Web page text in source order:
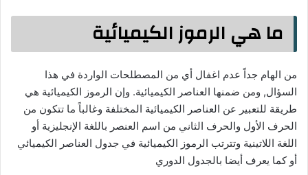
ما هي الرموز الكيميائية
من الهام جداً عدم اغفال أي من المصطلحات الواردة في هذا
السؤال, ومن ضمنها العناصر الكيميائية. وإن الرموز الكيميائية هي
طريقة للتعبير عن العناصر الكيميائية المختلفة وغالباً ما تتكون من
الحرف الأول والحرف الثاني من اسم العنصر باللغة الإنجليزية أو
اللغة اللاتينية وتترتب الرموز الكيميائية في جدول العناصر الكيميائي
أو كما يعرف أيضا بالجدول الدوري